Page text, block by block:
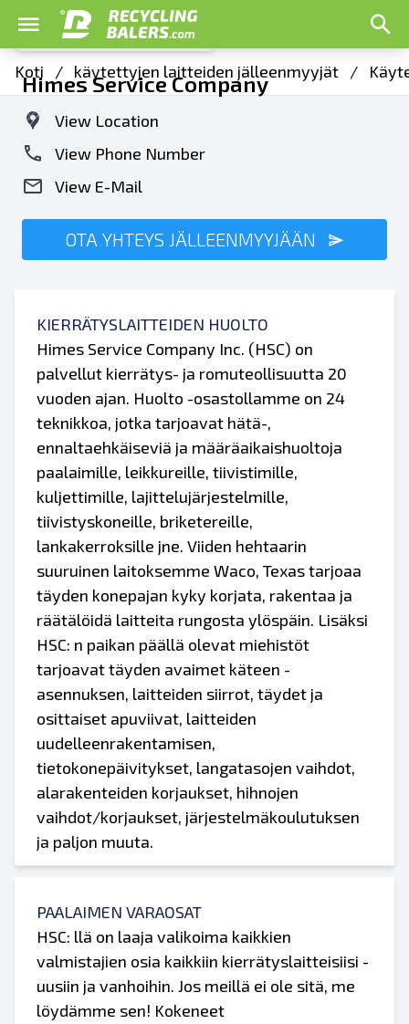
Koti / käytettyjen laitteiden jälleenmyyjät /
Himes Service Company
View Location
View Phone Number
View E-Mail
OTA YHTEYS JÄLLEENMYYJÄÄN
KIERRÄTYSLAITTEIDEN HUOLTO
Himes Service Company Inc. (HSC) on
palvellut kierrätys- ja romuteollisuutta 20
vuoden ajan. Huolto -osastollamme on 24
teknikkoa, jotka tarjoavat hätä-,
ennaltaehkäiseviä ja määräaikaishuoltoja
paalaimille, leikkureille, tiivistimille,
kuljettimille, lajittelujärjestelmille,
tiivistyskoneille, briketereille,
lankakerroksille jne. Viiden hehtaarin
suuruinen laitoksemme Waco, Texas tarjoaa
täyden konepajan kyky korjata, rakentaa ja
räätälöidä laitteita rungosta ylöspäin. Lisäksi
HSC: n paikan päällä olevat miehistöt
tarjoavat täyden avaimet käteen -
asennuksen, laitteiden siirrot, täydet ja
osittaiset apuviivat, laitteiden
uudelleenrakentamisen,
tietokonepäivitykset, langatasojen vaihdot,
alarakenteiden korjaukset, hihnojen
vaihdot/korjaukset, järjestelmäkoulutuksen
ja paljon muuta.
PAALAIMEN VARAOSAT
HSC: llä on laaja valikoima kaikkien
valmistajien osia kaikkiin kierrätyslaitteisiisi -
uusiin ja vanhoihin. Jos meillä ei ole sitä, me
löydämme sen! Kokeneet